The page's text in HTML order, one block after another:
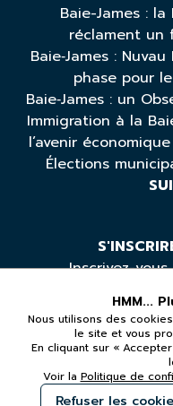
Baie-James : la
réclament un
Baie‑James :
phase pour
Baie‑James : un
Immigration à la
l’avenir
Élections
Inscrivez-
*Vous pouvez
Politique
HMM...
Nous utilisons des
le site et vous
En cliquant sur «
Voir la Politique de
Refuser les